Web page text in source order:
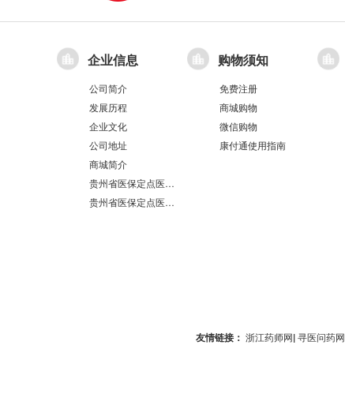
企业信息
公司简介
发展历程
企业文化
公司地址
商城简介
贵州省医保定点医疗机构医保服务情况表（第551分店）
贵州省医保定点医疗机构医保服务情况表（第100分店）
购物须知
免费注册
商城购物
微信购物
康付通使用指南
友情链接： 浙江药师网| 寻医问药网